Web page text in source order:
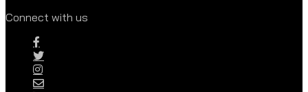
Connect with us